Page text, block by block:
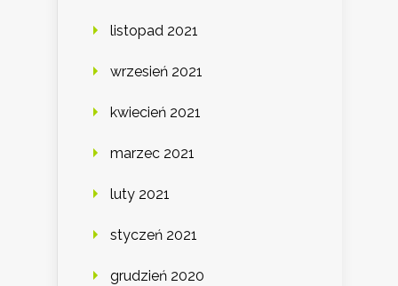
listopad 2021
wrzesień 2021
kwiecień 2021
marzec 2021
luty 2021
styczeń 2021
grudzień 2020